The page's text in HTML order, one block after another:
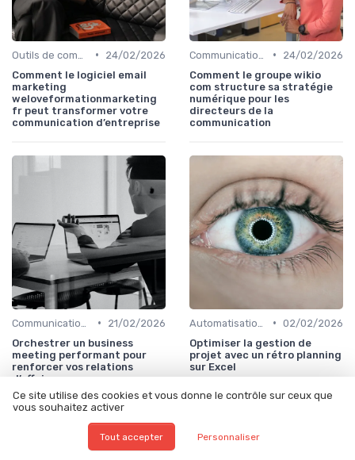
•
24/02/2026
Comment le logiciel email
marketing
weloveformationmarketing
fr peut transformer votre
communication d’entreprise
•
24/02/2026
Comment le groupe wikio
com structure sa stratégie
numérique pour les
directeurs de la
communication
•
21/02/2026
Orchestrer un business
meeting performant pour
renforcer vos relations
d’affaires
• 02/02/2026
Optimiser la gestion de
projet avec un rétro planning
sur Excel
Ce site utilise des cookies et vous donne le contrôle sur ceux que
vous souhaitez activer
Tout accepter Personnaliser